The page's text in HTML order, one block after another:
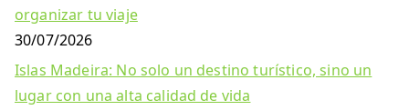
organizar tu viaje
30/07/2026
Islas Madeira: No solo un destino turístico, sino un
lugar con una alta calidad de vida